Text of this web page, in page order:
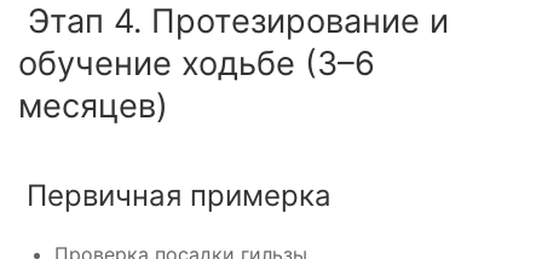
Этап 4. Протезирование и
обучение ходьбе (3–6
месяцев)
Первичная примерка